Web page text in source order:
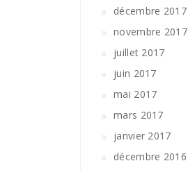
décembre 2017
novembre 2017
juillet 2017
juin 2017
mai 2017
mars 2017
janvier 2017
décembre 2016